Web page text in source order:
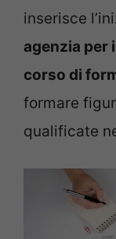
inserisce
agenzia per
corso di
formare
qualificate